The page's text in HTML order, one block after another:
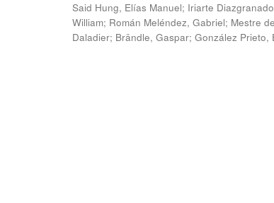
Said Hung, Elías Manuel; Iriarte
William; Román Meléndez, Gabriel; Mestre
Daladier; Brändle, Gaspar; González Prieto,